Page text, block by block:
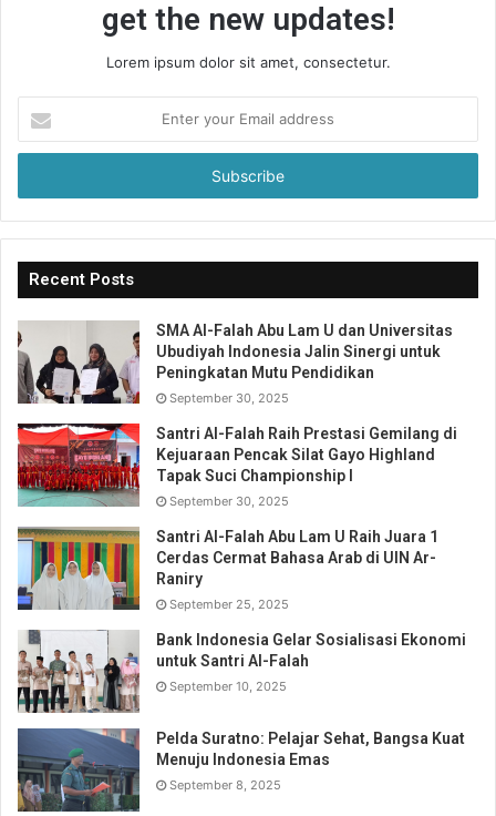
get the new updates!
Lorem ipsum dolor sit amet, consectetur.
your
Email
Recent Posts
SMA Al-Falah Abu Lam U dan Universitas
Ubudiyah Indonesia Jalin Sinergi untuk
Peningkatan Mutu Pendidikan
September 30, 2025
Santri Al-Falah Raih Prestasi Gemilang di
Kejuaraan Pencak Silat Gayo Highland
Tapak Suci Championship I
September 30, 2025
Santri Al-Falah Abu Lam U Raih Juara 1
Cerdas Cermat Bahasa Arab di UIN Ar-
Raniry
September 25, 2025
Bank Indonesia Gelar Sosialisasi Ekonomi
untuk Santri Al-Falah
September 10, 2025
Pelda Suratno: Pelajar Sehat, Bangsa Kuat
Menuju Indonesia Emas
September 8, 2025